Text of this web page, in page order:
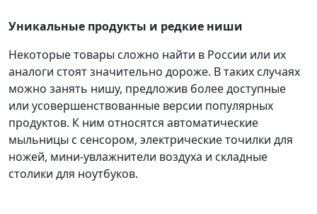
Уникальные продукты и редкие ниши
Некоторые товары сложно найти в России или их
аналоги стоят значительно дороже. В таких случаях
можно занять нишу, предложив более доступные
или усовершенствованные версии популярных
продуктов. К ним относятся автоматические
мыльницы с сенсором, электрические точилки для
ножей, мини-увлажнители воздуха и складные
столики для ноутбуков.